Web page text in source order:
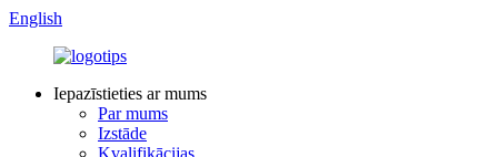
English
Iepazīstieties ar mums
Par mums
Izstāde
Kvalifikācijas